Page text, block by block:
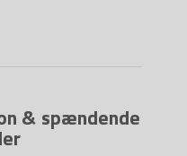
& spændende